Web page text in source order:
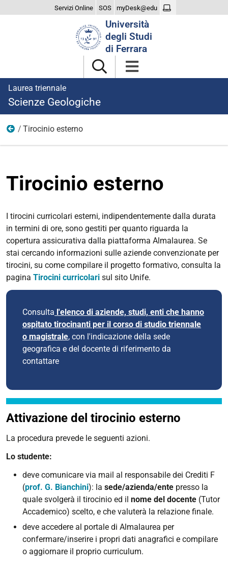
Servizi Online SOS myDesk@edu
Università
degli Studi
di Ferrara
Laurea triennale
Scienze Geologiche
Tirocinio e attività F
Tirocinio esterno
Tirocinio esterno
I tirocini curricolari esterni, indipendentemente dalla durata
in termini di ore, sono gestiti per quanto riguarda la
copertura assicurativa dalla piattaforma Almalaurea. Se
stai cercando informazioni sulle aziende convenzionate per
tirocini, su come compilare il progetto formativo, consulta la
pagina Tirocini curricolari sul sito Unife.
Consulta l'elenco di aziende, studi, enti che hanno
ospitato tirocinanti per il corso di studio triennale
o magistrale, con l'indicazione della sede
geografica e del docente di riferimento da
contattare
Attivazione del tirocinio esterno
La procedura prevede le seguenti azioni.
Lo studente:
deve comunicare via mail al responsabile dei Crediti F
(prof. G. Bianchini): la sede/azienda/ente presso la
quale svolgerà il tirocinio ed il nome del docente (Tutor
Accademico) scelto, e che valuterà la relazione finale.
deve accedere al portale di Almalaurea per
confermare/inserire i propri dati anagrafici e compilare
o aggiornare il proprio curriculum.